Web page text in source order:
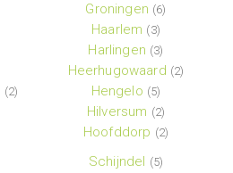
(2)
Groningen (6)
Haarlem (3)
Harlingen (3)
Heerhugowaard (2)
Hengelo (5)
Hilversum (2)
Hoofddorp (2)
Schijndel (5)